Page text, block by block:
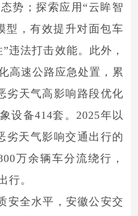
势；探索应用“云眸智
型，有效提升对面包车
违法打击效能。此外，
高速公路应急处置，累
劣天气高影响路段优化
设备414套。2025年以
劣天气影响交通出行的
万余辆车分流绕行，
行。
安全水平，安徽公安交